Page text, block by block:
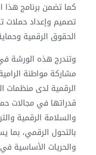
كما تضمن برنامج هذا
تصميم وإعداد حملات
الحقوق الرقمية
وتندرج هذه الورشة
مشاركة مواطنة
الرقمية لدى منظمات
قدراتها في مجالات
والسلامة الرقمية
بالتحول الرقمي، بما
والحريات الأساسية